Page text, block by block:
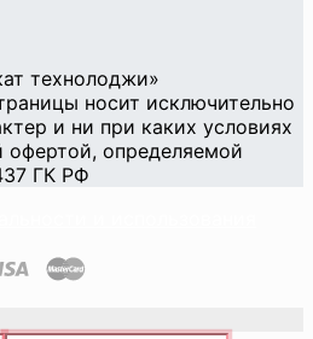
технолоджи»
носит исключительно
и ни при каких условиях
офертой, определяемой
ГК РФ